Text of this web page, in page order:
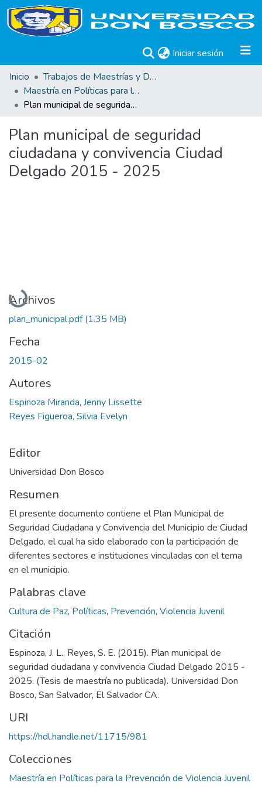
Iniciar sesión (current)
Inicio
Trabajos de Maestrías y Doctorados
Maestría en Políticas para la Prevención de Violencia Juvenil en Cultura de Paz
Plan municipal de seguridad ciudadana y convivencia Ciudad Delgado 2015 - 2025
Plan municipal de seguridad
ciudadana y convivencia Ciudad
Delgado 2015 - 2025
Cargando...
Archivos
plan_municipal.pdf(1.35 MB)
Fecha
2015-02
Autores
Espinoza Miranda, Jenny Lissette
Reyes Figueroa, Silvia Evelyn
Editor
Universidad Don Bosco
Resumen
El presente documento contiene el Plan Municipal de
Seguridad Ciudadana y Convivencia del Municipio de Ciudad
Delgado, el cual ha sido elaborado con la participación de
diferentes sectores e instituciones vinculadas con el tema
en el municipio.
Palabras clave
Cultura de Paz, Políticas, Prevención, Violencia Juvenil
Citación
Espinoza, J. L., Reyes, S. E. (2015). Plan municipal de
seguridad ciudadana y convivencia Ciudad Delgado 2015 -
2025. (Tesis de maestría no publicada). Universidad Don
Bosco, San Salvador, El Salvador CA.
URI
https://hdl.handle.net/11715/981
Colecciones
Maestría en Políticas para la Prevención de Violencia Juvenil